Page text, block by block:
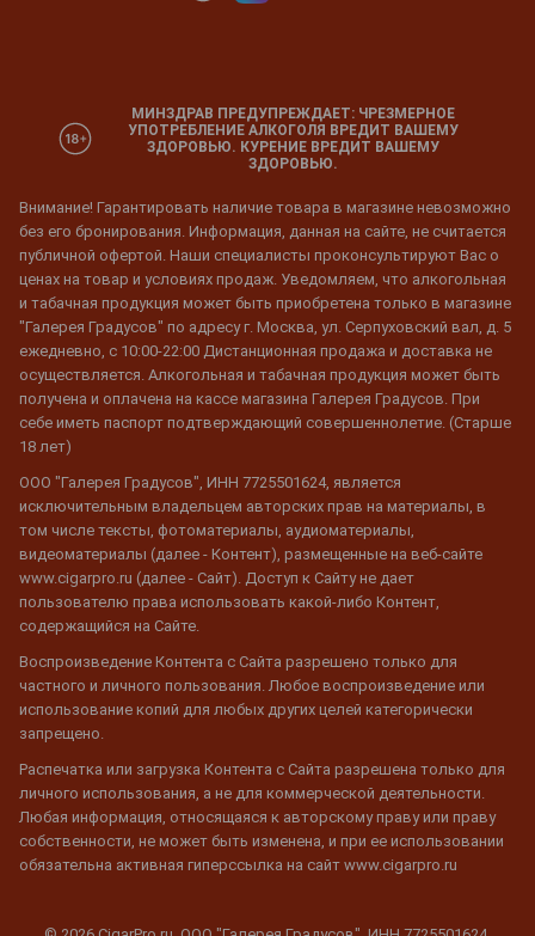
МИНЗДРАВ ПРЕДУПРЕЖДАЕТ: ЧРЕЗМЕРНОЕ
УПОТРЕБЛЕНИЕ АЛКОГОЛЯ ВРЕДИТ ВАШЕМУ
ЗДОРОВЬЮ. КУРЕНИЕ ВРЕДИТ ВАШЕМУ
ЗДОРОВЬЮ.
Внимание! Гарантировать наличие товара в магазине невозможно
без его бронирования. Информация, данная на сайте, не считается
публичной офертой. Наши специалисты проконсультируют Вас о
ценах на товар и условиях продаж. Уведомляем, что алкогольная
и табачная продукция может быть приобретена только в магазине
"Галерея Градусов" по адресу г. Москва, ул. Серпуховский вал, д. 5
ежедневно, с 10:00-22:00 Дистанционная продажа и доставка не
осуществляется. Алкогольная и табачная продукция может быть
получена и оплачена на кассе магазина Галерея Градусов. При
себе иметь паспорт подтверждающий совершеннолетие. (Старше
18 лет)
ООО "Галерея Градусов", ИНН 7725501624, является
исключительным владельцем авторских прав на материалы, в
том числе тексты, фотоматериалы, аудиоматериалы,
видеоматериалы (далее - Контент), размещенные на веб-сайте
www.cigarpro.ru (далее - Сайт). Доступ к Сайту не дает
пользователю права использовать какой-либо Контент,
содержащийся на Сайте.
Воспроизведение Контента с Сайта разрешено только для
частного и личного пользования. Любое воспроизведение или
использование копий для любых других целей категорически
запрещено.
Распечатка или загрузка Контента с Сайта разрешена только для
личного использования, а не для коммерческой деятельности.
Любая информация, относящаяся к авторскому праву или праву
собственности, не может быть изменена, и при ее использовании
обязательна активная гиперссылка на сайт www.cigarpro.ru